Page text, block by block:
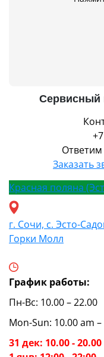
Сервисный
Заказать
Красная поляна
г. Сочи, с. Эсто-
Горки Молл
График работы:
Пн-Вс: 10.00 – 22.00
Mon-Sun: 10.00 am
31 дек: 10.00 - 20.00